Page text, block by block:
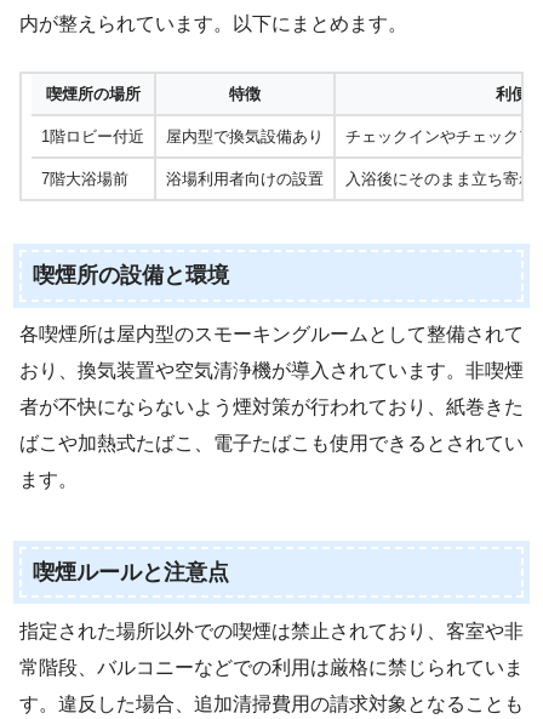
内が整えられています。以下にまとめます。
喫煙所の場所 特徴 利便性
1階ロビー付近 屋内型で換気設備あり チェックインやチェックア
7階大浴場前 浴場利用者向けの設置 入浴後にそのまま立ち寄れ
喫煙所の設備と環境
各喫煙所は屋内型のスモーキングルームとして整備されて
おり、換気装置や空気清浄機が導入されています。非喫煙
者が不快にならないよう煙対策が行われており、紙巻きた
ばこや加熱式たばこ、電子たばこも使用できるとされてい
ます。
喫煙ルールと注意点
指定された場所以外での喫煙は禁止されており、客室や非
常階段、バルコニーなどでの利用は厳格に禁じられていま
す。違反した場合、追加清掃費用の請求対象となることも